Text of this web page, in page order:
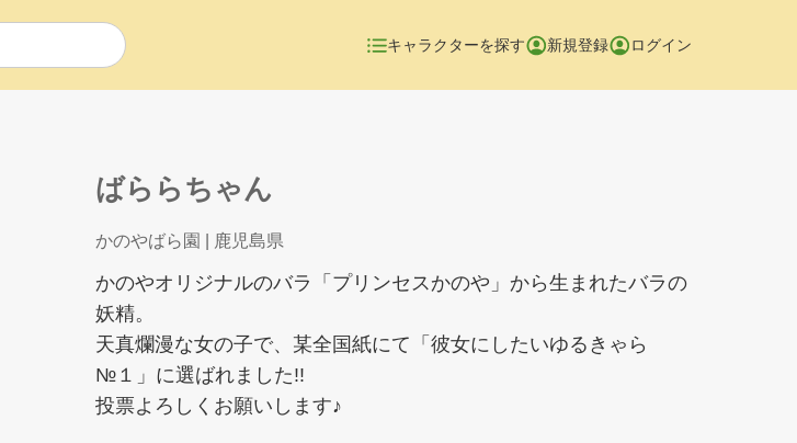
キャラクターを探す 新規登録 ログイン
ばららちゃん
かのやばら園 | 鹿児島県
かのやオリジナルのバラ「プリンセスかのや」から生まれたバラの
妖精。
天真爛漫な女の子で、某全国紙にて「彼女にしたいゆるきゃら
№１」に選ばれました!!
投票よろしくお願いします♪